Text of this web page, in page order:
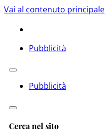
Vai al contenuto principale
Pubblicità
Pubblicità
Cerca nel sito